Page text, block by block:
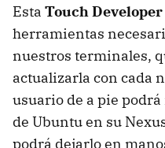
Esta Touch
herramientas
nuestros terminales,
actualizarla con cada
usuario de a pie
de Ubuntu en su
podrá dejarlo en